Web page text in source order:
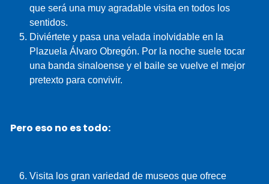
que será una muy agradable visita en todos los
sentidos.
Diviértete y pasa una velada inolvidable en la
Plazuela Álvaro Obregón. Por la noche suele tocar
una banda sinaloense y el baile se vuelve el mejor
pretexto para convivir.
Pero eso no es todo:
Visita los gran variedad de museos que ofrece